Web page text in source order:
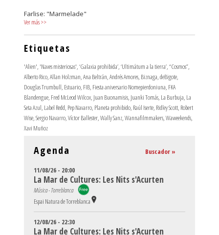
Farlise: "Marmelade"
Ver más>>
Etiquetas
'Alien', 'Naves misteriosas',‘Galaxia prohibida’,‘Ultimátum a la tierra’,“Cosmos”,
Alberto Rico,Allan Holzman,Ana Beltrán,Andrés Amores, Biznaga,deBigote,
Douglas Trumbull, Estuario, FIB, Fiesta aniversario Nomepierdoniuna, FKA
Blandengue, Fred McLeod Wilcox, Juan Buonamisis, Juanki Tomás, La Burbuja, La
Seta Azul, Label Redd, Pep Navarro, Planeta prohibido, Raúl Iserte, Ridley Scott, Robert
Wise,Sergio Navarro,Víctor Ballester,Wally Sanz,Wannafilmmakers,Waweekends,
Xavi Muñoz
Agenda Buscador »
11/08/26 - 20:00
La Mar de Cultures: Les Nits s'Acurten
Música - Torreblanca
Espai Natura de Torreblanca
12/08/26 - 22:30
La Mar de Cultures: Les Nits s'Acurten